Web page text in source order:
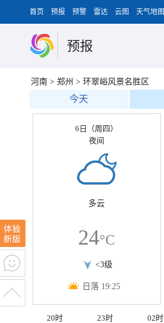
首页 预报 预警 雷达 云图 天气地图
预报
河南 > 郑州 > 环翠峪风景名胜区
今天
6日（周四）
夜间
多云
24°C
<3级
日落 19:25
20时 23时 02时